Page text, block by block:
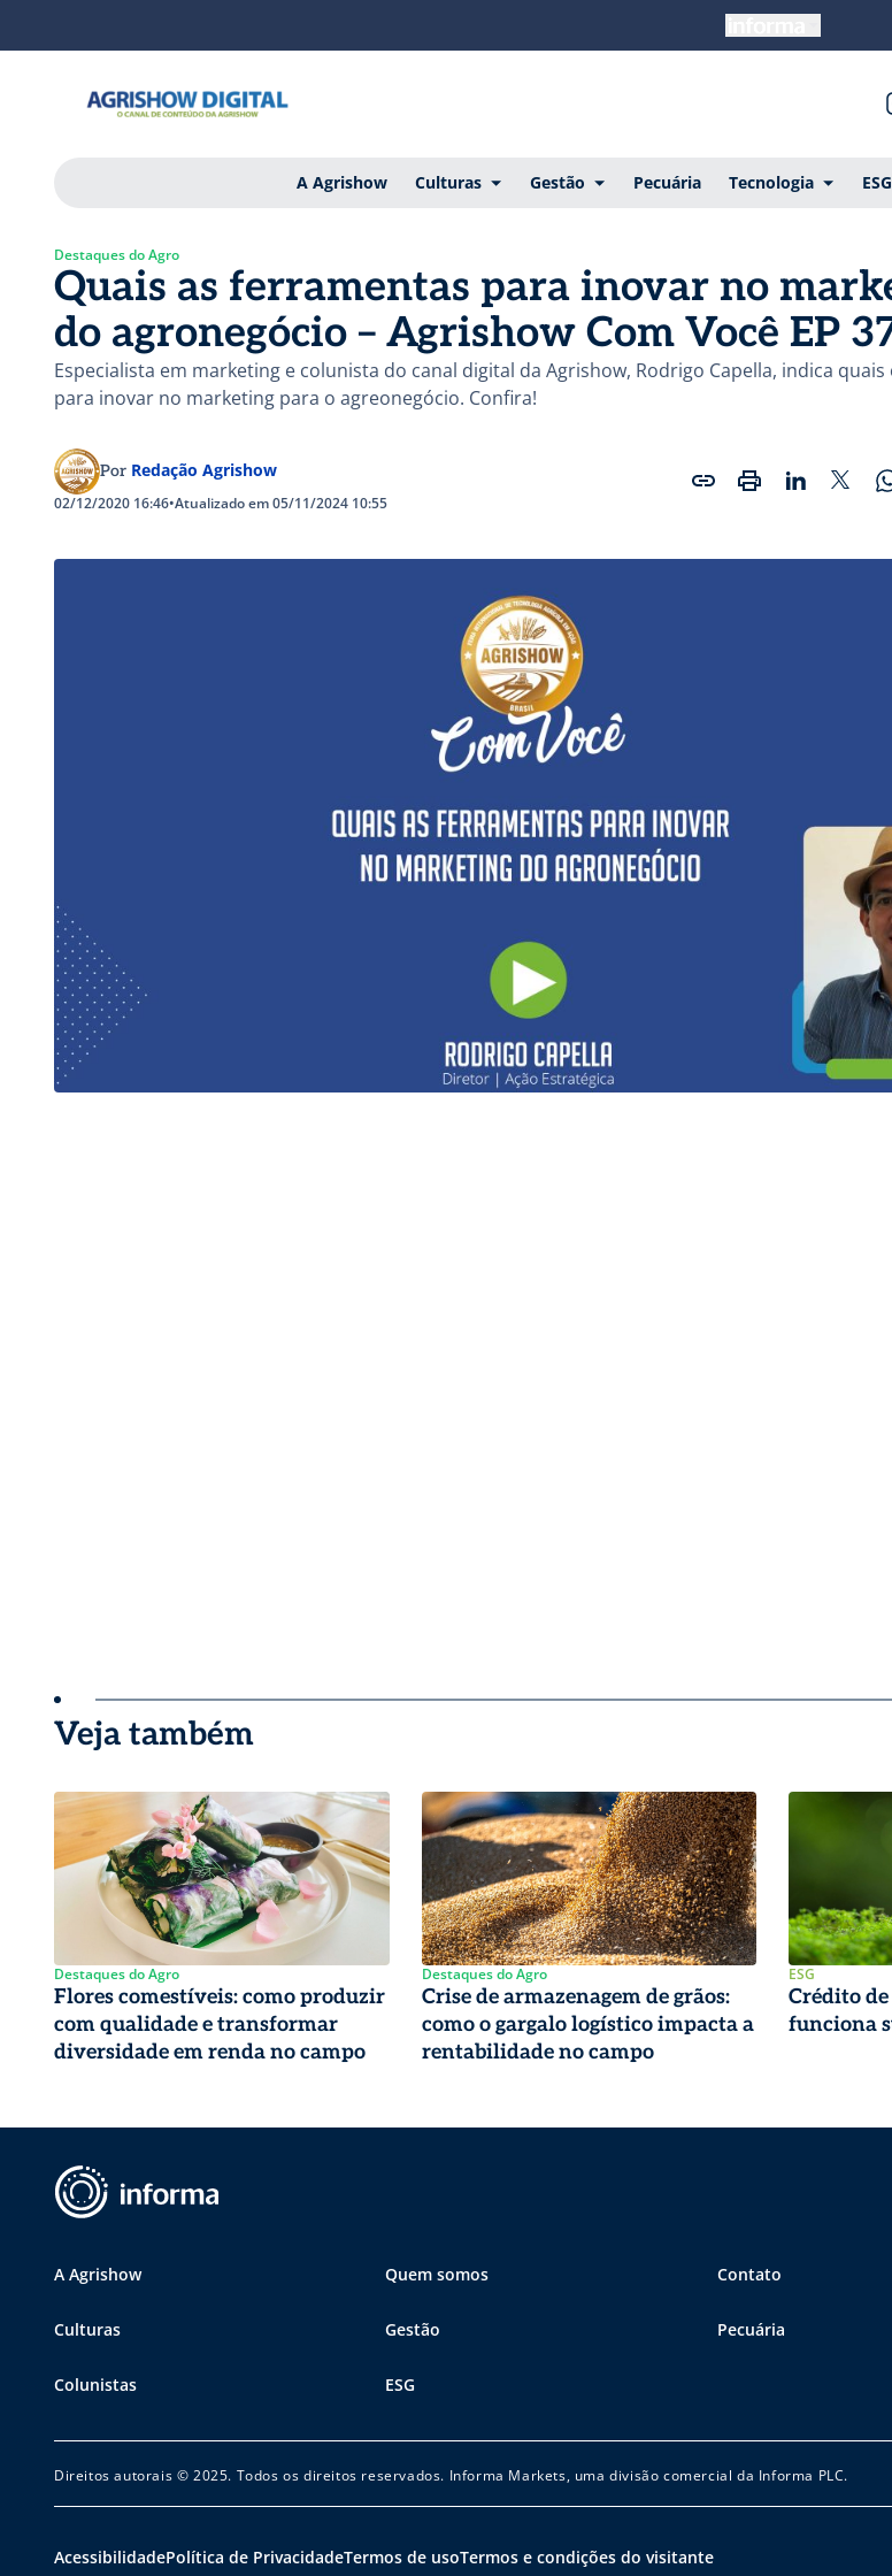
A Agrishow Culturas Gestão Pecuária Tecnologia ESG
Destaques do Agro
Quais as ferramentas para inovar no
do agronegócio – Agrishow Com Você EP
Especialista em marketing e colunista do canal digital da Agrishow, Rodrigo Capella, indica quais
para inovar no marketing para o agreonegócio. Confira!
Por Redação Agrishow
02/12/2020 16:46•Atualizado em 05/11/2024 10:55
Veja também
Destaques do Agro
Flores comestíveis: como produzir
com qualidade e transformar
diversidade em renda no campo
Destaques do Agro
Crise de armazenagem de grãos:
como o gargalo logístico impacta a
rentabilidade no campo
ESG
Crédito de
funciona
A Agrishow Quem somos Contato
Culturas Gestão Pecuária
Colunistas ESG
Direitos autorais © 2025. Todos os direitos reservados. Informa Markets, uma divisão comercial da Informa PLC.
AcessibilidadePolítica de PrivacidadeTermos de usoTermos e condições do visitante